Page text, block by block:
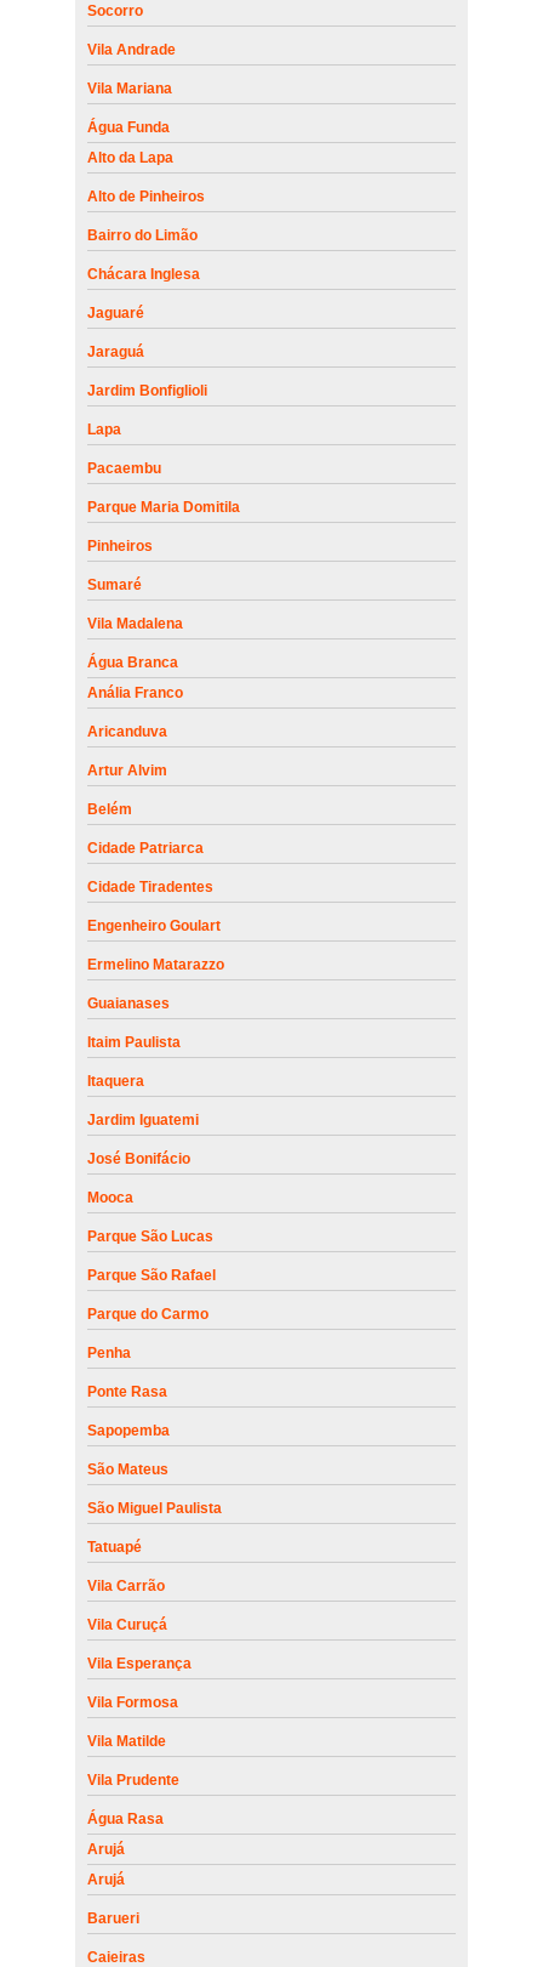
Socorro
Vila Andrade
Vila Mariana
Água Funda
Alto da Lapa
Alto de Pinheiros
Bairro do Limão
Chácara Inglesa
Jaguaré
Jaraguá
Jardim Bonfiglioli
Lapa
Pacaembu
Parque Maria Domitila
Pinheiros
Sumaré
Vila Madalena
Água Branca
Anália Franco
Aricanduva
Artur Alvim
Belém
Cidade Patriarca
Cidade Tiradentes
Engenheiro Goulart
Ermelino Matarazzo
Guaianases
Itaim Paulista
Itaquera
Jardim Iguatemi
José Bonifácio
Mooca
Parque São Lucas
Parque São Rafael
Parque do Carmo
Penha
Ponte Rasa
Sapopemba
São Mateus
São Miguel Paulista
Tatuapé
Vila Carrão
Vila Curuçá
Vila Esperança
Vila Formosa
Vila Matilde
Vila Prudente
Água Rasa
Arujá
Arujá
Barueri
Caieiras